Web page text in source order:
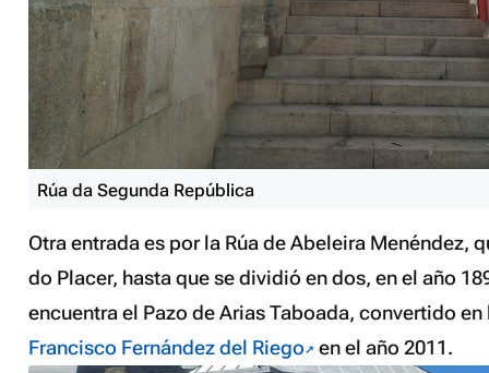
Rúa da Segunda República
Otra entrada es por la Rúa de Abeleira Menéndez,
do Placer, hasta que se dividió en dos, en el año
encuentra el Pazo de Arias Taboada, convertido
Francisco Fernández del Riego
en el año 2011.